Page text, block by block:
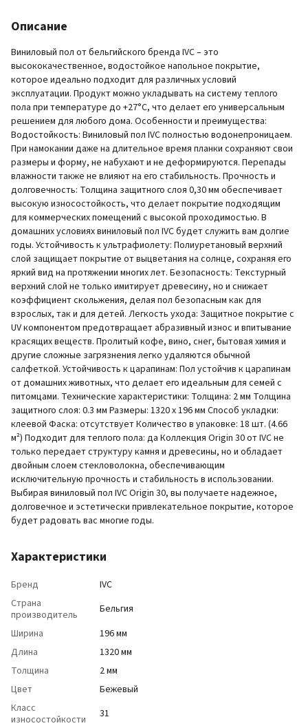
Описание
Виниловый пол от бельгийского бренда IVC – это
высококачественное, водостойкое напольное покрытие,
которое идеально подходит для различных условий
эксплуатации. Продукт можно укладывать на систему теплого
пола при температуре до +27°C, что делает его универсальным
решением для любого дома. Особенности и преимущества:
Водостойкость: Виниловый пол IVC полностью водонепроницаем.
При намокании даже на длительное время планки сохраняют свои
размеры и форму, не набухают и не деформируются. Перепады
влажности также не влияют на его стабильность. Прочность и
долговечность: Толщина защитного слоя 0,30 мм обеспечивает
высокую износостойкость, что делает покрытие подходящим
для коммерческих помещений с высокой проходимостью. В
домашних условиях виниловый пол IVC будет служить вам долгие
годы. Устойчивость к ультрафиолету: Полиуретановый верхний
слой защищает покрытие от выцветания на солнце, сохраняя его
яркий вид на протяжении многих лет. Безопасность: Текстурный
верхний слой не только имитирует древесину, но и снижает
коэффициент скольжения, делая пол безопасным как для
взрослых, так и для детей. Легкость ухода: Защитное покрытие с
UV компонентом предотвращает абразивный износ и впитывание
красящих веществ. Пролитый кофе, вино, снег, бытовая химия и
другие сложные загрязнения легко удаляются обычной
салфеткой. Устойчивость к царапинам: Пол устойчив к царапинам
от домашних животных, что делает его идеальным для семей с
питомцами. Технические характеристики: Толщина: 2 мм Толщина
защитного слоя: 0.3 мм Размеры: 1320 x 196 мм Способ укладки:
клеевой Фаска: отсутствует Количество в упаковке: 18 шт. (4.66
м²) Подходит для теплого пола: да Коллекция Origin 30 от IVC не
только передает структуру камня и древесины, но и обладает
двойным слоем стекловолокна, обеспечивающим
исключительную прочность и стабильность в использовании.
Выбирая виниловый пол IVC Origin 30, вы получаете надежное,
долговечное и эстетически привлекательное покрытие, которое
будет радовать вас многие годы.
Характеристики
Бренд
IVC
Страна
производитель
Бельгия
Ширина
196 мм
Длина
1320 мм
Толщина
2 мм
Цвет
Бежевый
Класс
износостойкости
31